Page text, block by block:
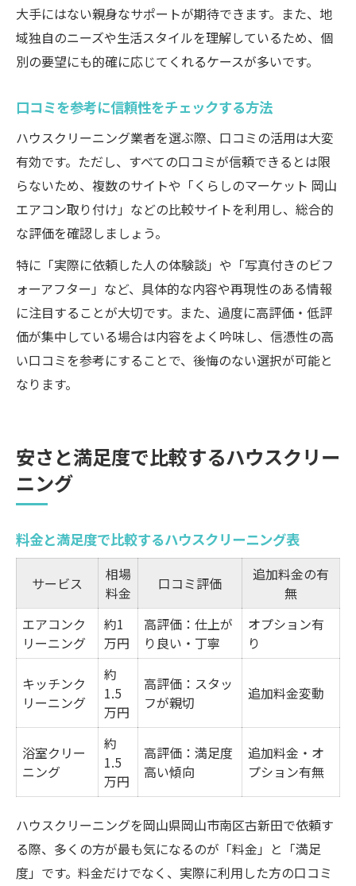
大手にはない親身なサポートが期待できます。また、地
域独自のニーズや生活スタイルを理解しているため、個
別の要望にも的確に応じてくれるケースが多いです。
口コミを参考に信頼性をチェックする方法
ハウスクリーニング業者を選ぶ際、口コミの活用は大変
有効です。ただし、すべての口コミが信頼できるとは限
らないため、複数のサイトや「くらしのマーケット 岡山
エアコン取り付け」などの比較サイトを利用し、総合的
な評価を確認しましょう。
特に「実際に依頼した人の体験談」や「写真付きのビフ
ォーアフター」など、具体的な内容や再現性のある情報
に注目することが大切です。また、過度に高評価・低評
価が集中している場合は内容をよく吟味し、信憑性の高
い口コミを参考にすることで、後悔のない選択が可能と
なります。
安さと満足度で比較するハウスクリー
ニング
料金と満足度で比較するハウスクリーニング表
サービス
相場
料金
口コミ評価
追加料金の有
無
エアコンク
リーニング
約1
万円
高評価：仕上が
り良い・丁寧
オプション有
り
キッチンク
リーニング
約
1.5
万円
高評価：スタッ
フが親切
追加料金変動
浴室クリー
ニング
約
1.5
万円
高評価：満足度
高い傾向
追加料金・オ
プション有無
ハウスクリーニングを岡山県岡山市南区古新田で依頼す
る際、多くの方が最も気になるのが「料金」と「満足
度」です。料金だけでなく、実際に利用した方の口コミ